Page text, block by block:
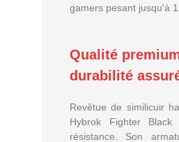
gamers pesant jusqu'à
Qualité
durabilité
Revêtue de similicuir
Hybrok Fighter
résistance. Son